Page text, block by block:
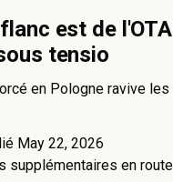
est de
tensio
en Pologne ravive
May 22, 2026
en